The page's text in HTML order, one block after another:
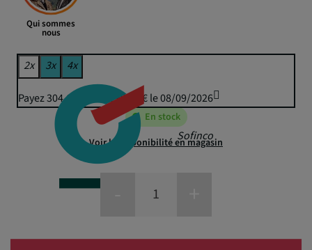
Qui sommes
nous
Sofinco
2x 3x 4x
Payez 304,65 € puis 299,50 € le 08/09/2026
En stock
Voir la disponibilité en magasin